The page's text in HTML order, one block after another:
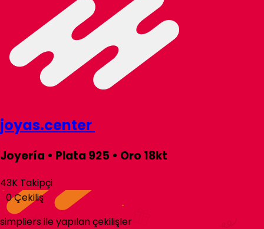
joyas.center
Joyería • Plata 925 • Oro 18kt
43K Takipçi
0Çekiliş
simpliers ile yapılan çekilişler